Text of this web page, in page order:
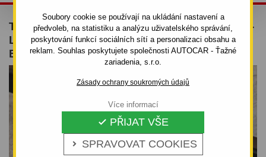
Soubory cookie se používají na ukládání nastavení a
předvoleb, na statistiku a analýzu uživatelského správání,
poskytování funkcí sociálních sítí a personalizaci obsahu a
reklam. Souhlas poskytujete společnosti AUTOCAR - Ťažné
zariadenia, s.r.o.
Zásady ochrany soukromých údajů
 SPRAVOVAT COOKIES
 PŘIJAT VŠE
Více informací
TAŽNÉ ZAŘÍZENÍ PRO CITROEN BERLINGO -
LONG - PICK UP - ODNÍMATELNÝ
BAJONETOVÝ SYSTÉM - OD 2008